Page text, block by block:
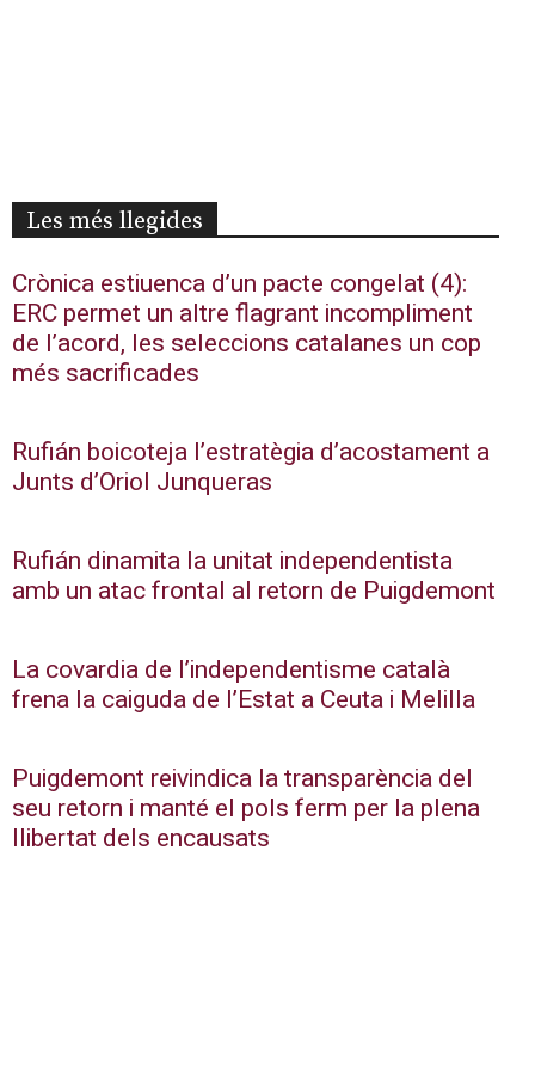
Les més llegides
Crònica estiuenca d’un pacte congelat (4):
ERC permet un altre flagrant incompliment
de l’acord, les seleccions catalanes un cop
més sacrificades
Rufián boicoteja l’estratègia d’acostament a
Junts d’Oriol Junqueras
Rufián dinamita la unitat independentista
amb un atac frontal al retorn de Puigdemont
La covardia de l’independentisme català
frena la caiguda de l’Estat a Ceuta i Melilla
Puigdemont reivindica la transparència del
seu retorn i manté el pols ferm per la plena
llibertat dels encausats